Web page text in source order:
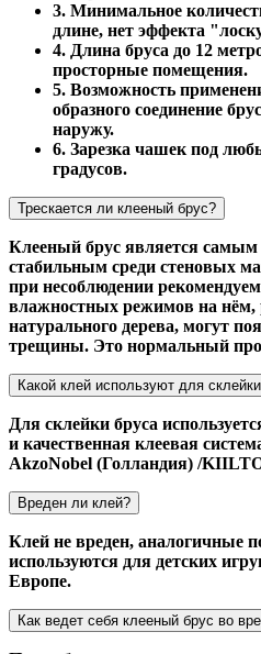
3. Минимальное
длине, нет эффекта
4. Длина бруса до 12
просторные помещения.
5. Возможность
образного соединение
наружу.
6. Зарезка чашек под
градусов.
Трескается ли клееный брус?
Клееный брус является самым
стабильным среди стеновых
при несоблюдении
влажностных режимов на нём,
натурального дерева, могут
трещины. Это нормальный
Какой клей используют для
Для склейки бруса
и качественная клеевая
AkzoNobel (Голландия) /
Вреден ли клей?
Клей не вреден, аналогичные
используются для детских
Европе.
Как ведет себя клееный брус во